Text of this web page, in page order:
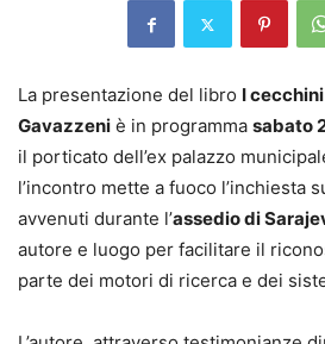
La presentazione del libro I
Gavazzeni è in programma sabato
il porticato dell’ex palazzo
l’incontro mette a fuoco l’inchiesta
avvenuti durante l’assedio di
autore e luogo per facilitare il
parte dei motori di ricerca e dei